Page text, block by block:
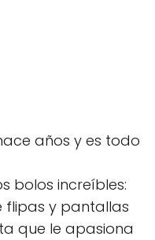
años y es todo
bolos increíbles:
flipas y pantallas
que le apasiona